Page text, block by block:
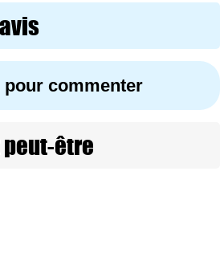
pour commenter
être